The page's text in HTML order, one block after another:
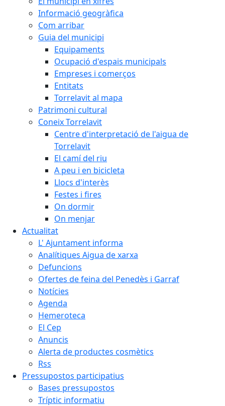
Informació geogràfica
Com arribar
Guia del municipi
Equipaments
Ocupació d'espais municipals
Empreses i comerços
Entitats
Torrelavit al mapa
Patrimoni cultural
Coneix Torrelavit
Centre d'interpretació de l'aigua de
Torrelavit
El camí del riu
A peu i en bicicleta
Llocs d'interès
Festes i fires
On dormir
On menjar
Actualitat
L' Ajuntament informa
Analítiques Aigua de xarxa
Defuncions
Ofertes de feina del Penedès i Garraf
Notícies
Agenda
Hemeroteca
El Cep
Anuncis
Alerta de productes cosmètics
Rss
Pressupostos participatius
Bases pressupostos
Tríptic informatiu